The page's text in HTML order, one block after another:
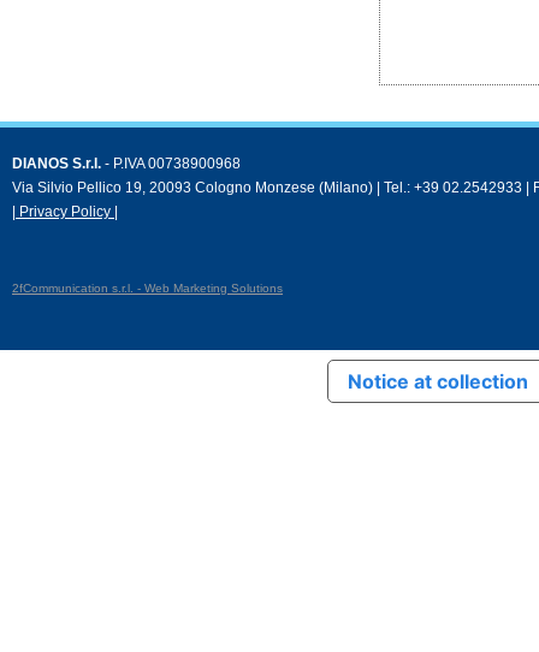
DIANOS S.r.l. - P.IVA 00738900968
Via Silvio Pellico 19, 20093 Cologno Monzese (Milano) | Tel.: +39 02.2542933 |
| Privacy Policy |
2fCommunication s.r.l. - Web Marketing Solutions
Notice at collection